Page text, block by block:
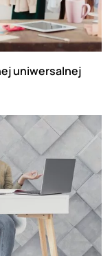
uniwersalnej